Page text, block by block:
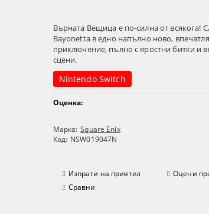
Върната Вещица е по-силна от всякога!
Bayonetta в едно напълно ново,
приключение, пълно с яростни битки и
сцени.
Nintendo Switch
Оценка:
Марка: Square Enix
Код: NSW019047N
Изпрати на приятел
Оцени
Сравни